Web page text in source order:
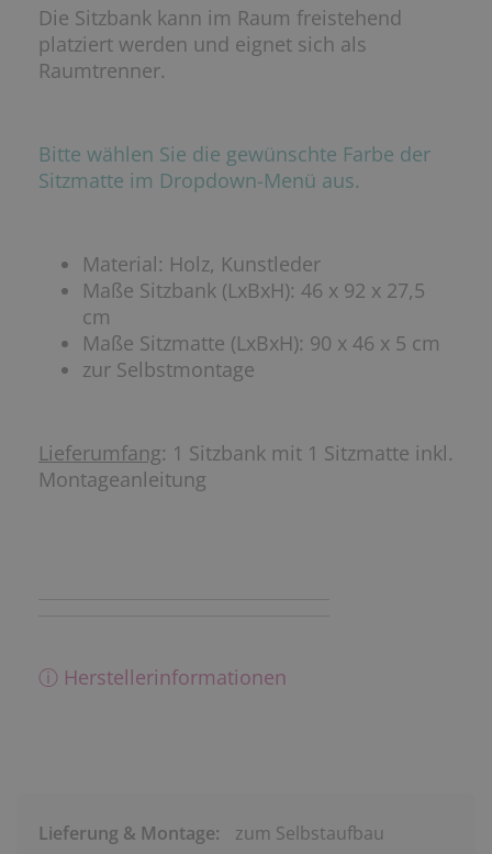
Die Sitzbank kann im Raum freistehend
platziert werden und eignet sich als
Raumtrenner.
Bitte wählen Sie die gewünschte Farbe der
Sitzmatte im Dropdown-Menü aus.
Material: Holz, Kunstleder
Maße Sitzbank (LxBxH): 46 x 92 x 27,5
cm
Maße Sitzmatte (LxBxH): 90 x 46 x 5 cm
zur Selbstmontage
Lieferumfang: 1 Sitzbank mit 1 Sitzmatte inkl.
Montageanleitung
ⓘ Herstellerinformationen
Lieferung & Montage: zum Selbstaufbau